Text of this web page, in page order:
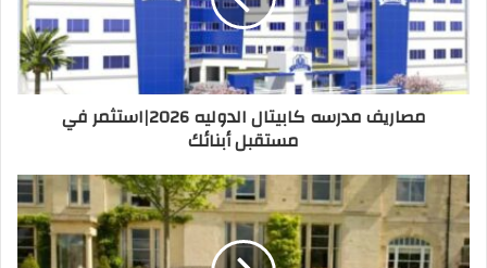
مصاريف مدرسه كابيتال الدوليه 2026|استثمر في
مستقبل أبنائك